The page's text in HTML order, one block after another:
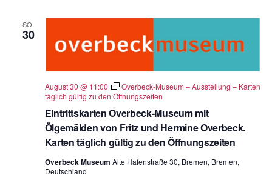
SO.
30
Eintrittskarten Overbeck-Museum mit
Ölgemälden von Fritz und Hermine Overbeck.
Karten täglich gültig zu den Öffnungszeiten
August 30 @ 11:00
Overbeck-Museum – Ausstellung – Karten
täglich gültig zu den Öffnungszeiten
Overbeck Museum Alte Hafenstraße 30, Bremen, Bremen,
Deutschland